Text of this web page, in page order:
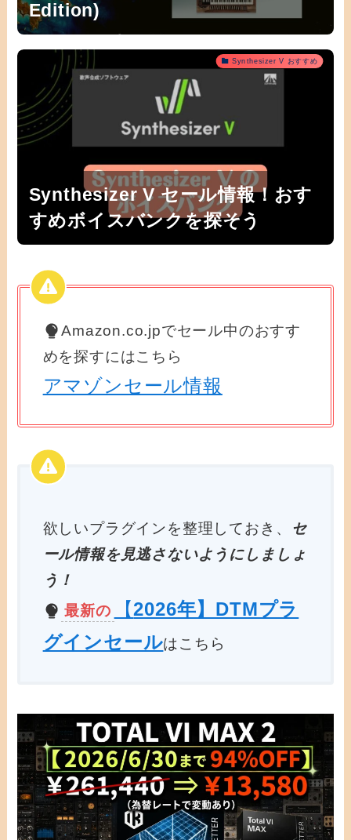
Edition)
Synthesizer V おすすめ
Synthesizer V セール情報！おす
すめボイスバンクを探そう
Amazon.co.jpでセール中のおすす
めを探すにはこちら
アマゾンセール情報
欲しいプラグインを整理しておき、
セ
ール情報を見逃さないようにしましょ
う！
最新の
【2026年】DTMプラ
グインセールはこちら